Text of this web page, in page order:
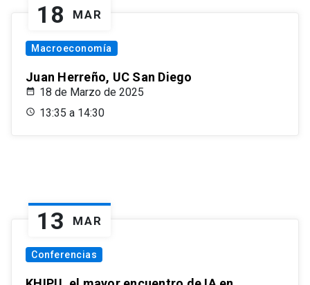
18 MAR
Macroeconomía
Juan Herreño, UC San Diego
18 de Marzo de 2025
13:35 a 14:30
13 MAR
Conferencias